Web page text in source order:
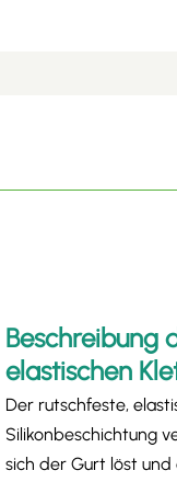
Beschreibung
elastischen
Der rutschfeste,
Silikonbeschichtung
sich der Gurt löst